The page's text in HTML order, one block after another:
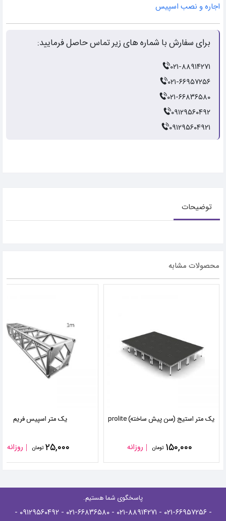
اجاره و نصب اسپیس
برای سفارش با شماره های زیر تماس حاصل فرمایید:
۰۲۱-۸۸۹۱۴۲۷۱
۰۲۱-۶۶۹۵۷۲۵۶
۰۲۱-۶۶۸۳۶۵۸۰
۰۹۱۲۹۵۶۰۴۹۲
۰۹۱۲۹۵۶۰۴۹۲۱
توضیحات
محصولات مشابه
یک متر استیج (سن پیش ساخته) prolite
۱۵۰,۰۰۰ تومان روزانه
یک متر اسپیس فریم
۲۵,۰۰۰ تومان روزانه
پاسخگوی شما هستیم.
- ۰۲۱-۶۶۹۵۷۲۵۶ - ۰۲۱-۸۸۹۱۴۲۷۱ - ۰۲۱-۶۶۸۳۶۵۸۰ - ۰۹۱۲۹۵۶۰۴۹۲
-